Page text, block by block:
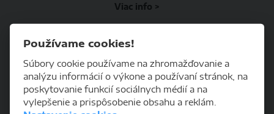
Viac info >
Používame cookies!
Súbory cookie používame na zhromažďovanie a
analýzu informácií o výkone a používaní stránok, na
poskytovanie funkcií sociálnych médií a na
vylepšenie a prispôsobenie obsahu a reklám.